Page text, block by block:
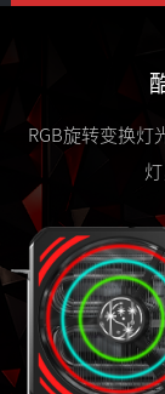
RGB旋转变换灯